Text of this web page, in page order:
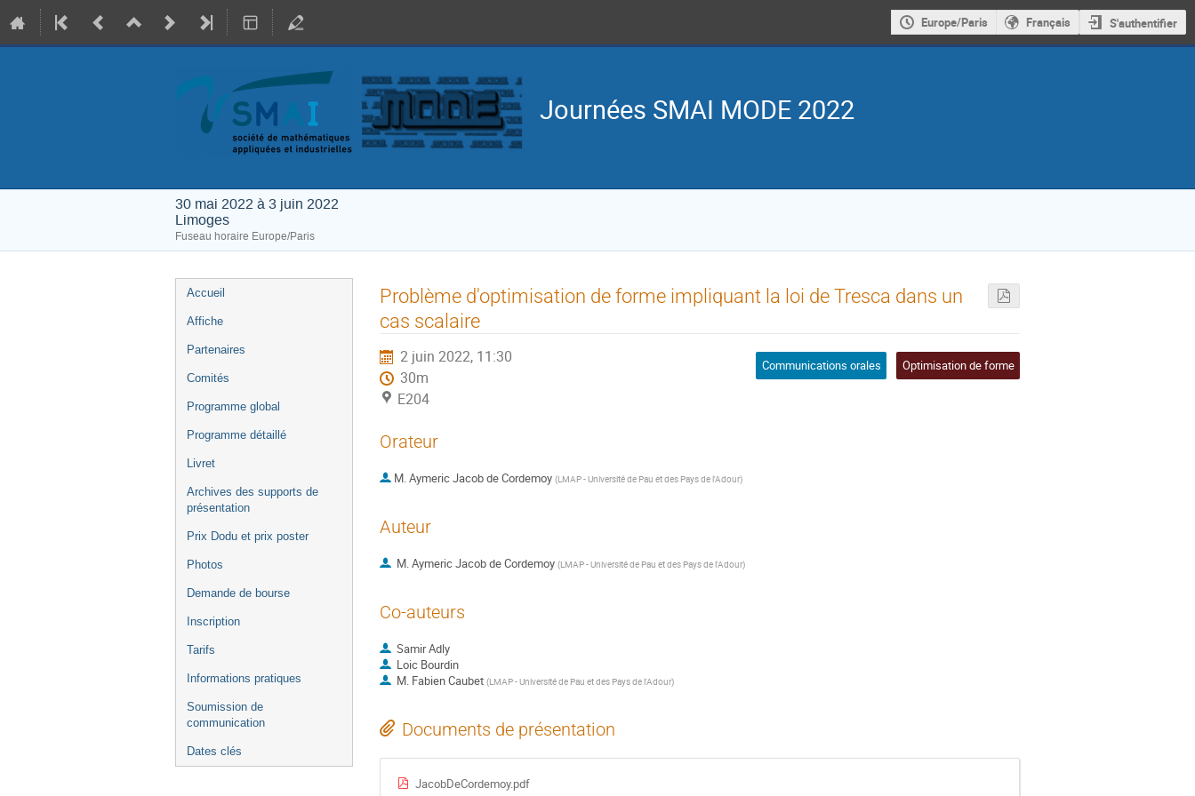
Europe/Paris Français S'authentifier
Journées SMAI MODE 2022
30 mai 2022 à 3 juin 2022
Limoges
Fuseau horaire Europe/Paris
Menu
de
Accueil
Affiche
Partenaires
Comités
Programme global
Programme détaillé
Livret
Archives des supports de
présentation
Prix Dodu et prix poster
Photos
Demande de bourse
Inscription
Tarifs
Informations pratiques
Soumission de
communication
Dates clés
Problème d'optimisation de forme impliquant la loi de Tresca dans un
cas scalaire
2 juin 2022, 11:30
30m
E204
Communications orales Optimisation de forme
Orateur
M.Aymeric Jacob de Cordemoy (LMAP - Université de Pau et des Pays de l'Adour)
Auteur
M.Aymeric Jacob de Cordemoy (LMAP - Université de Pau et des Pays de l'Adour)
Co-auteurs
Samir Adly
Loic Bourdin
M. Fabien Caubet (LMAP - Université de Pau et des Pays de l'Adour)
Documents de présentation
JacobDeCordemoy.pdf